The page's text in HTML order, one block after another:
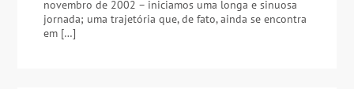
novembro de 2002 – iniciamos uma longa e sinuosa
jornada; uma trajetória que, de fato, ainda se encontra
em […]